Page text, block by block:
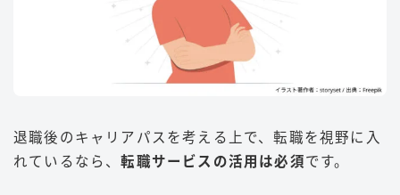
退職後のキャリアパスを考える上で、転職を視野に入
れているなら、転職サービスの活用は必須です。